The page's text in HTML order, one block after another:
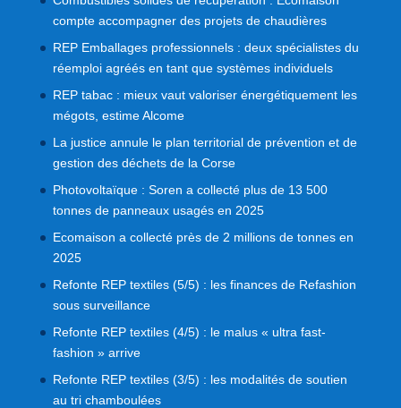
compte accompagner des projets de chaudières
REP Emballages professionnels : deux spécialistes du
réemploi agréés en tant que systèmes individuels
REP tabac : mieux vaut valoriser énergétiquement les
mégots, estime Alcome
La justice annule le plan territorial de prévention et de
gestion des déchets de la Corse
Photovoltaïque : Soren a collecté plus de 13 500
tonnes de panneaux usagés en 2025
Ecomaison a collecté près de 2 millions de tonnes en
2025
Refonte REP textiles (5/5) : les finances de Refashion
sous surveillance
Refonte REP textiles (4/5) : le malus « ultra fast-
fashion » arrive
Refonte REP textiles (3/5) : les modalités de soutien
au tri chamboulées